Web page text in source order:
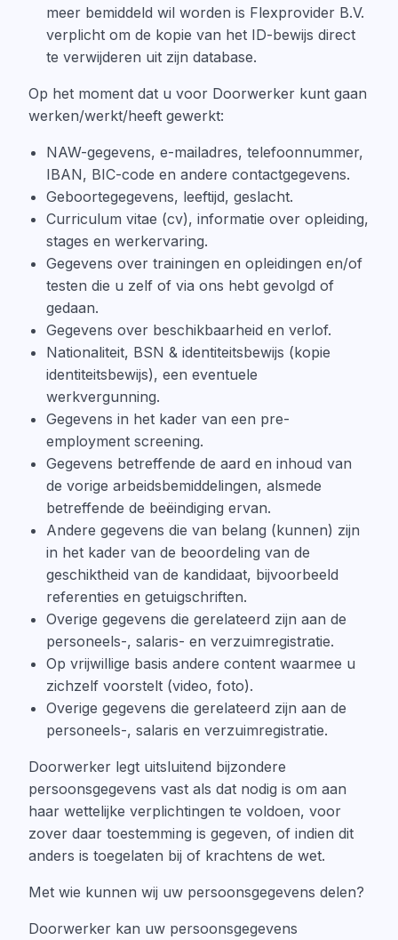
meer bemiddeld wil worden is Flexprovider B.V.
verplicht om de kopie van het ID-bewijs direct
te verwijderen uit zijn database.
Op het moment dat u voor Doorwerker kunt gaan
werken/werkt/heeft gewerkt:
NAW-gegevens, e-mailadres, telefoonnummer,
IBAN, BIC-code en andere contactgegevens.
Geboortegegevens, leeftijd, geslacht.
Curriculum vitae (cv), informatie over opleiding,
stages en werkervaring.
Gegevens over trainingen en opleidingen en/of
testen die u zelf of via ons hebt gevolgd of
gedaan.
Gegevens over beschikbaarheid en verlof.
Nationaliteit, BSN & identiteitsbewijs (kopie
identiteitsbewijs), een eventuele
werkvergunning.
Gegevens in het kader van een pre-
employment screening.
Gegevens betreffende de aard en inhoud van
de vorige arbeidsbemiddelingen, alsmede
betreffende de beëindiging ervan.
Andere gegevens die van belang (kunnen) zijn
in het kader van de beoordeling van de
geschiktheid van de kandidaat, bijvoorbeeld
referenties en getuigschriften.
Overige gegevens die gerelateerd zijn aan de
personeels-, salaris- en verzuimregistratie.
Op vrijwillige basis andere content waarmee u
zichzelf voorstelt (video, foto).
Overige gegevens die gerelateerd zijn aan de
personeels-, salaris en verzuimregistratie.
Doorwerker legt uitsluitend bijzondere
persoonsgegevens vast als dat nodig is om aan
haar wettelijke verplichtingen te voldoen, voor
zover daar toestemming is gegeven, of indien dit
anders is toegelaten bij of krachtens de wet.
Met wie kunnen wij uw persoonsgegevens delen?
Doorwerker kan uw persoonsgegevens